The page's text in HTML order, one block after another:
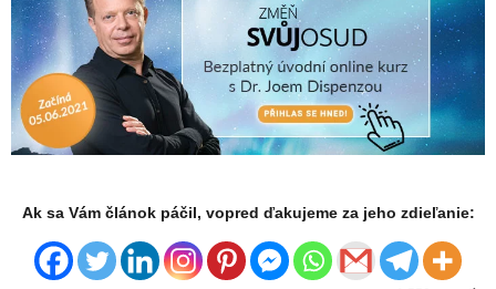
Ak sa Vám článok páčil, vopred ďakujeme za jeho zdieľanie: